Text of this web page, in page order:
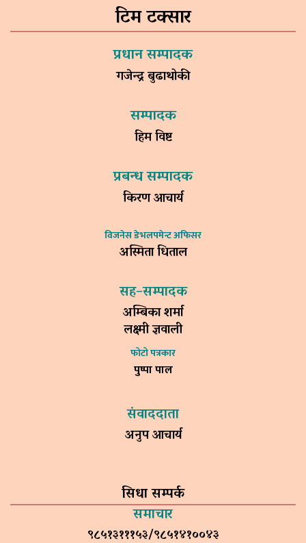
टिम टक्सार
प्रधान सम्पादक
गजेन्द्र बुढाथोकी
सम्पादक
हिम विष्ट
प्रबन्ध सम्पादक
किरण आचार्य
विजनेस डेभलपमेन्ट अफिसर
अस्मिता धिताल
सह–सम्पादक
अम्बिका शर्मा
लक्ष्मी ज्ञवाली
फोटो पत्रकार
पुष्पा पाल
संवाददाता
अनुप आचार्य
सिधा सम्पर्क
समाचार
९८५१३१११५३/९८५१४१००४३